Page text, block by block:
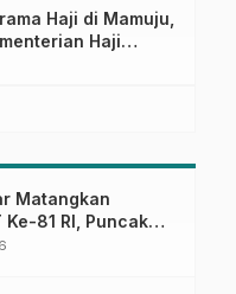
Haji di Mamuju,
Haji
Matangkan
Ke-81 RI, Puncak
Ahmad